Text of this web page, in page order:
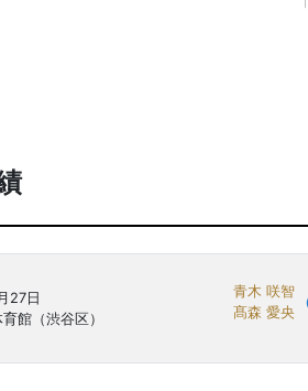
27日
館（渋谷区）
青木 咲智
髙森 愛央